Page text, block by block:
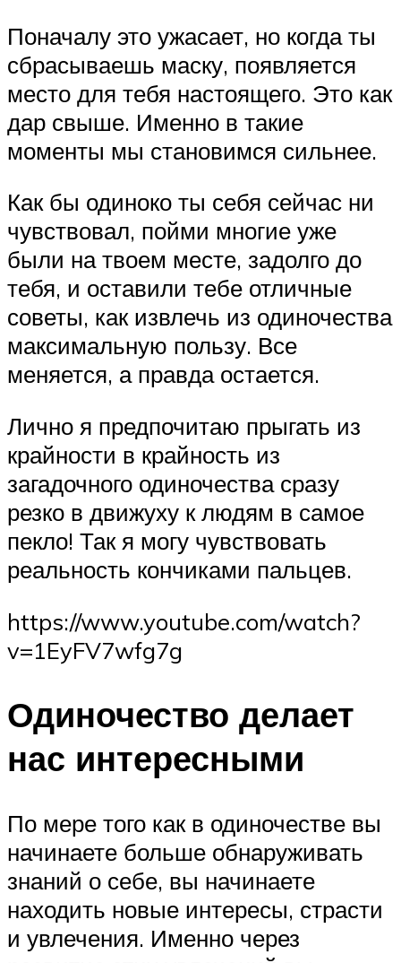
Поначалу это ужасает, но когда ты
сбрасываешь маску, появляется
место для тебя настоящего. Это как
дар свыше. Именно в такие
моменты мы становимся сильнее.
Как бы одиноко ты себя сейчас ни
чувствовал, пойми многие уже
были на твоем месте, задолго до
тебя, и оставили тебе отличные
советы, как извлечь из одиночества
максимальную пользу. Все
меняется, а правда остается.
Лично я предпочитаю прыгать из
крайности в крайность из
загадочного одиночества сразу
резко в движуху к людям в самое
пекло! Так я могу чувствовать
реальность кончиками пальцев.
https://www.youtube.com/watch?
v=1EyFV7wfg7g
Одиночество делает
нас интересными
По мере того как в одиночестве вы
начинаете больше обнаруживать
знаний о себе, вы начинаете
находить новые интересы, страсти
и увлечения. Именно через